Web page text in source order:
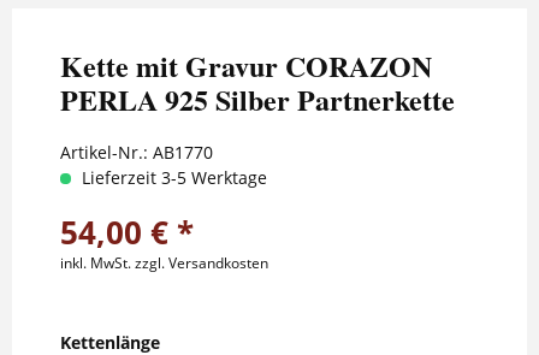
Kette mit Gravur CORAZON
PERLA 925 Silber Partnerkette
Artikel-Nr.: AB1770
Lieferzeit 3-5 Werktage
54,00 € *
inkl. MwSt.zzgl. Versandkosten
Kettenlänge